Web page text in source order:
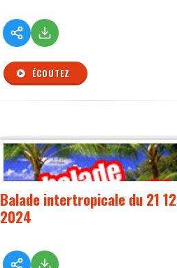
ÉCOUTEZ
Balade intertropicale du 21 12
2024